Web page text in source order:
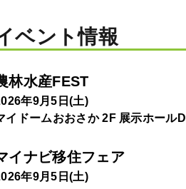
ベント情報
林水産FEST
年9月5日(土)
イドームおおさか 2F 展示ホールD
イナビ移住フェア
年9月5日(土)